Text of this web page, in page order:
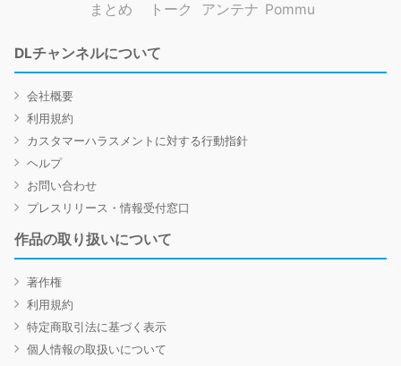
まとめ トーク アンテナ Pommu
DLチャンネルについて
会社概要
利用規約
カスタマーハラスメントに対する行動指針
ヘルプ
お問い合わせ
プレスリリース・情報受付窓口
作品の取り扱いについて
著作権
利用規約
特定商取引法に基づく表示
個人情報の取扱いについて